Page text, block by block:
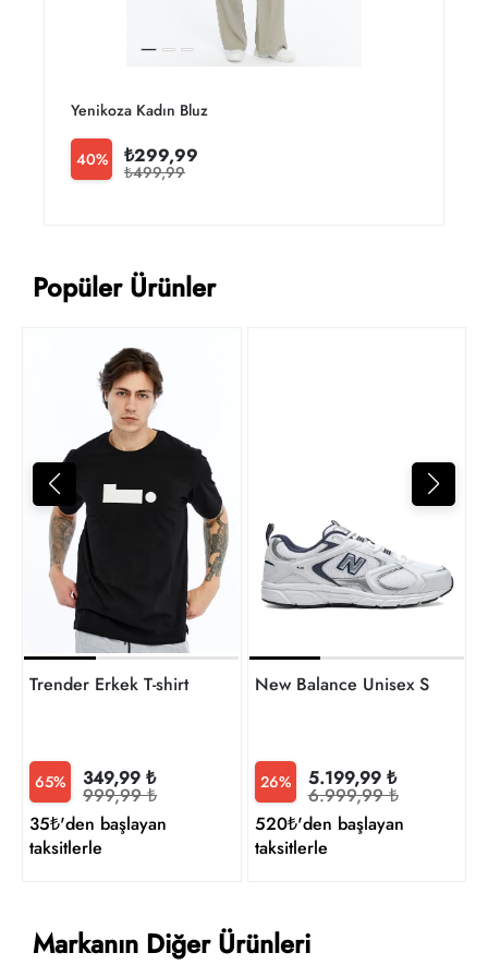
Yenikoza Kadın Bluz
40% ₺299,99
₺499,99
Popüler Ürünler
Trender Erkek T-shirt
65% 349,99 ₺
999,99 ₺
35₺'den başlayan
taksitlerle
New Balance Unisex Sneaker
26% 5.199,99 ₺
6.999,99 ₺
520₺'den başlayan
taksitlerle
Markanın Diğer Ürünleri